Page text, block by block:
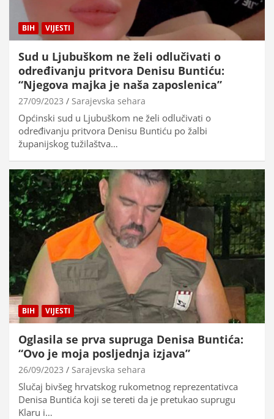
BIH VIJESTI
Sud u Ljubuškom ne želi odlučivati o
određivanju pritvora Denisu Buntiću:
“Njegova majka je naša zaposlenica”
27/09/2023 Sarajevska sehara
Općinski sud u Ljubuškom ne želi odlučivati o
određivanju pritvora Denisu Buntiću po žalbi
županijskog tužilaštva…
BIH VIJESTI
Oglasila se prva supruga Denisa Buntića:
“Ovo je moja posljednja izjava”
26/09/2023 Sarajevska sehara
Slučaj bivšeg hrvatskog rukometnog reprezentativca
Denisa Buntića koji se tereti da je pretukao suprugu
Klaru i…